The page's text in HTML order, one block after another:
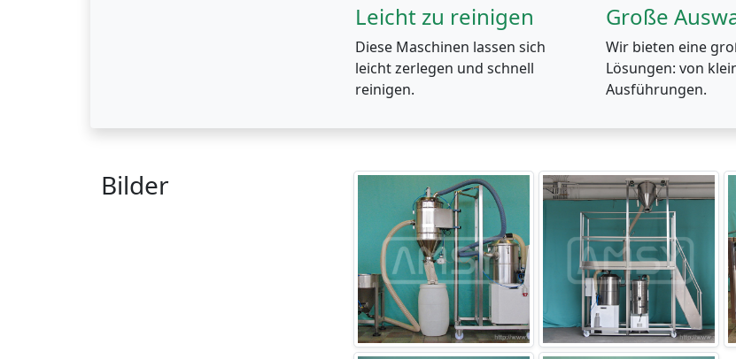
Leicht zu reinigen
Diese Maschinen lassen sich
leicht zerlegen und schnell
reinigen.
Große
Wir bieten eine
Lösungen: von
Ausführungen.
Bilder